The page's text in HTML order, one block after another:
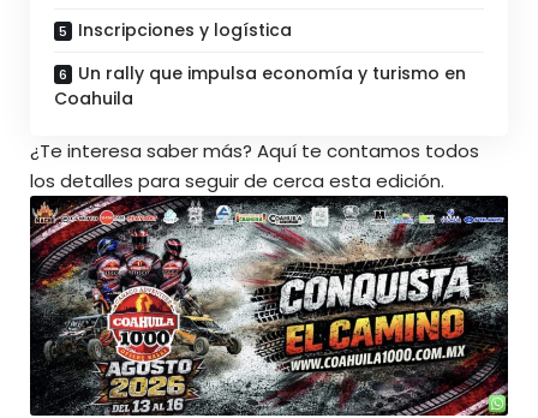
Inscripciones y logística
Un rally que impulsa economía y turismo en
Coahuila
¿Te interesa saber más? Aquí te contamos todos
los detalles para seguir de cerca esta edición.